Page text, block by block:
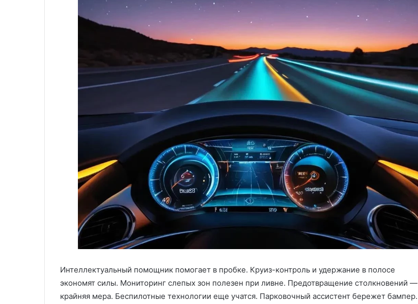
Интеллектуальный помощник помогает в пробке. Круиз-контроль и удержание в полосе
экономят силы. Мониторинг слепых зон полезен при ливне. Предотвращение столкновений —
крайняя мера. Беспилотные технологии еще учатся. Парковочный ассистент бережет бампер.